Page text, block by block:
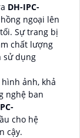
DH-IPC-
ngoại lên
Sự trang bị
chất lượng
sử dụng
ảnh, khả
nghệ ban
cho hệ
cậy.